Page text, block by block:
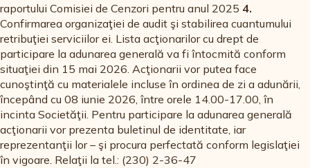
după merit de către consumatorii din țările CSI, Uniunii
Europene și SUA.
În urma executării auditului international de către SGS
(Moldova) , compania «ALFA-NISTRU» a fost certificată în
conformitate cu cerințele Standardelor Internaționale ale
Sistemului de Management al Calității ISO 9001:2015 și a
Sistemului de Management al Siguranței Alimentelor ISO
22000:2018.
raportului Comisiei de Cenzori pentru anul 2025 4.
Confirmarea organizaţiei de audit şi stabilirea cuantumului
retribuţiei serviciilor ei. Lista acţionarilor cu drept de
participare la adunarea generală va fi întocmită conform
situaţiei din 15 mai 2026. Acţionarii vor putea face
cunoştinţă cu materialele incluse în ordinea de zi a adunării,
începând cu 08 iunie 2026, între orele 14.00-17.00, în
incinta Societăţii. Pentru participare la adunarea generală
acţionarii vor prezenta buletinul de identitate, iar
reprezentanţii lor – şi procura perfectată conform legislaţiei
în vigoare. Relaţii la tel.: (230) 2-36-47